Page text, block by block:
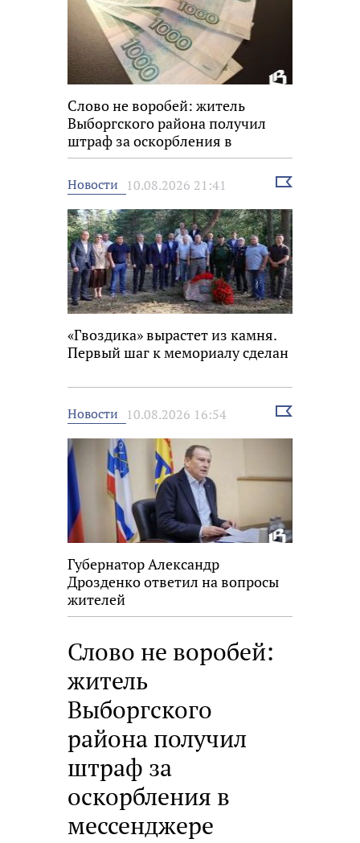
Слово не воробей: житель
Выборгского района получил
штраф за оскорбления в
мессенджере
Новости 10.08.2026 21:41
Выбрать
«Гвоздика» вырастет из камня.
Первый шаг к мемориалу сделан
Новости 10.08.2026 16:54
Выбрать
Губернатор Александр
Дрозденко ответил на вопросы
жителей
Слово не воробей:
житель
Выборгского
района получил
штраф за
оскорбления в
мессенджере